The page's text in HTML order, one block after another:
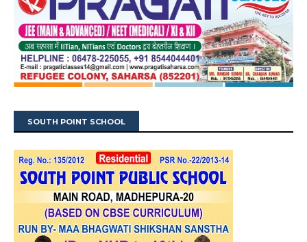
SOUTH POINT SCHOOL